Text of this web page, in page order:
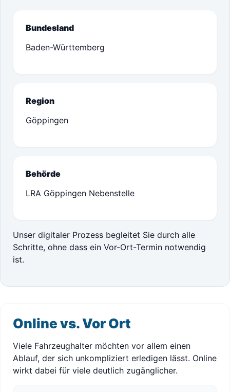
Bundesland
Baden-Württemberg
Region
Göppingen
Behörde
LRA Göppingen Nebenstelle
Unser digitaler Prozess begleitet Sie durch alle
Schritte, ohne dass ein Vor-Ort-Termin notwendig
ist.
Online vs. Vor Ort
Viele Fahrzeughalter möchten vor allem einen
Ablauf, der sich unkompliziert erledigen lässt. Online
wirkt dabei für viele deutlich zugänglicher.